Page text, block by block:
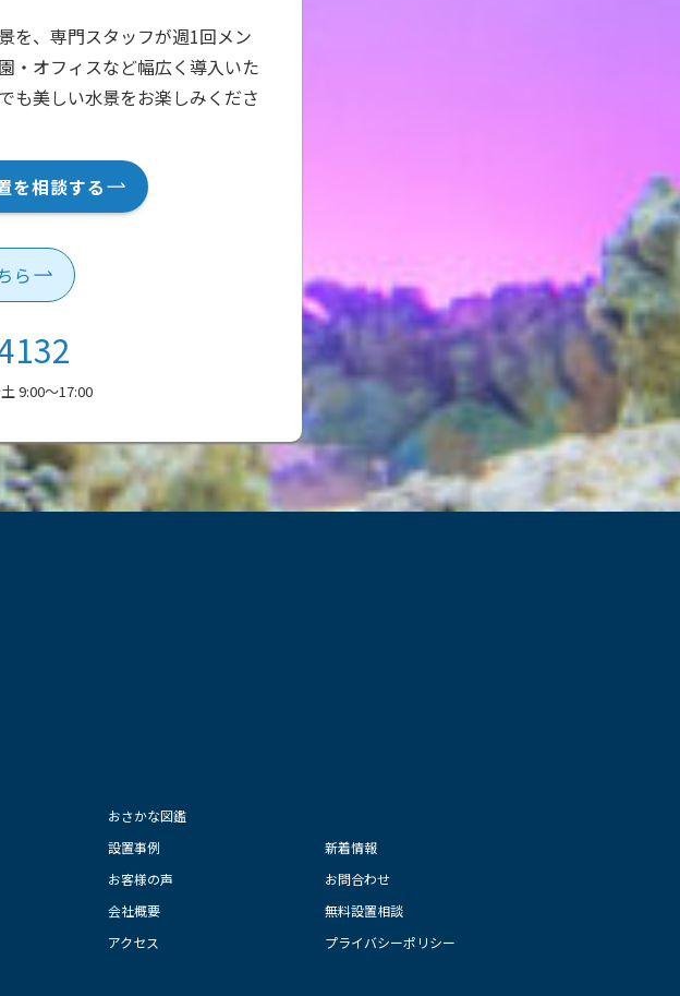
を、専門スタッフが週1回メン
・オフィスなど幅広く導入いた
も美しい水景をお楽しみくださ
を相談する
ら
9:00〜17:00
おさかな図鑑
設置事例
お客様の声
会社概要
アクセス
新着情報
お問合わせ
無料設置相談
プライバシーポリシー